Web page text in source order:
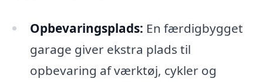
Opbevaringsplads: En færdigbygget
garage giver ekstra plads til
opbevaring af værktøj, cykler og